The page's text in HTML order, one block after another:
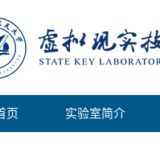
页 实验室简介